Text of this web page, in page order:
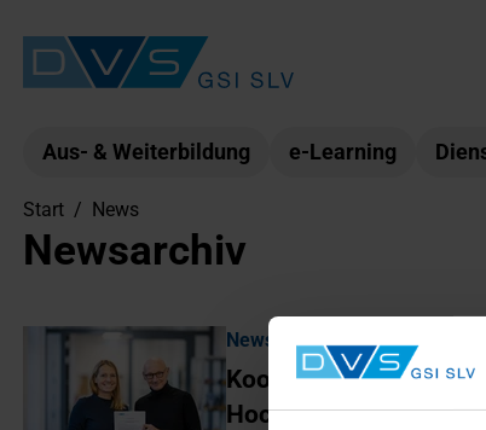
Aus- & Weiterbildung e-Learning
Start / News
Newsarchiv
News aus: SLV Hannover
Kooperation mit der
Hochschule für den